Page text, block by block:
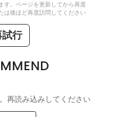
す。ページを更新してから再度
は後ほど再度訪問してください
試行
再読み込みしてください